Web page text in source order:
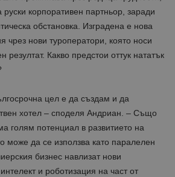
руски корпоративен партньор, заради
обстановка. Изградена е нова
чрез нови туроператори, която носи
резултат. Какво предстои оттук нататък
цел е да създам и да
хотел – споделя Андриан. – Също
голям потенциал в развитието на
може да се използва като паралелен
бизнес навлизат нови
и роботизация на част от